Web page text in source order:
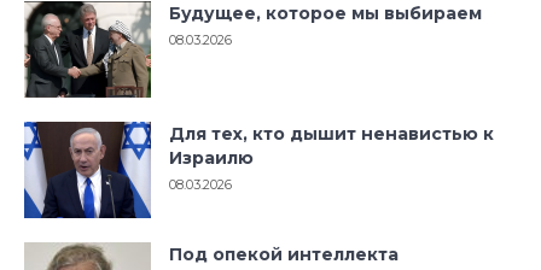
Будущее, которое мы выбираем
08.03.2026
Для тех, кто дышит ненавистью к
Израилю
08.03.2026
Под опекой интеллекта